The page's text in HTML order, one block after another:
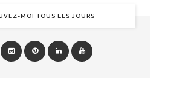
MOI TOUS LES JOURS